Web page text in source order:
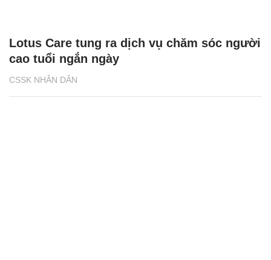
CSSK NHÂN DÂN
Lotus Care tung ra dịch vụ chăm sóc người
cao tuổi ngắn ngày